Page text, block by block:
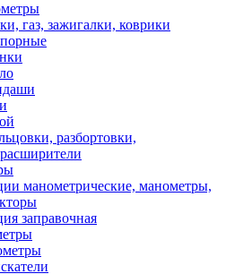
газ, зажигалки, коврики
разбортовки,
манометрические, манометры,
заправочная